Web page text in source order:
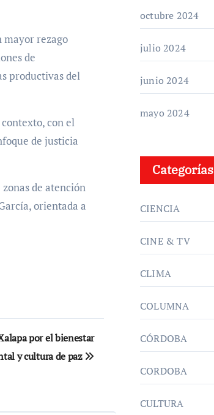
rezago
de
productivas del
con el
de justicia
de atención
orientada a
por el bienestar
y cultura de paz
octubre 2024
julio 2024
junio 2024
mayo 2024
Categorías
CIENCIA
CINE & TV
CLIMA
COLUMNA
CÓRDOBA
CORDOBA
CULTURA